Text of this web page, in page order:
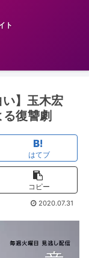
ト
い】玉木宏
復讐劇
はてブ
コピー
2020.07.31